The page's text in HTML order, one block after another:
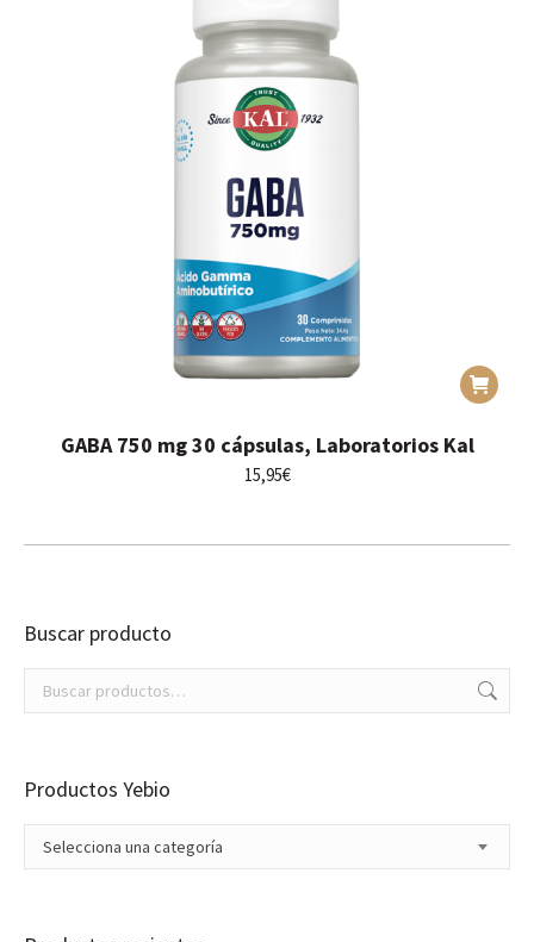
GABA 750 mg 30 cápsulas, Laboratorios Kal
15,95€
Buscar producto
Productos Yebio
Selecciona una categoría